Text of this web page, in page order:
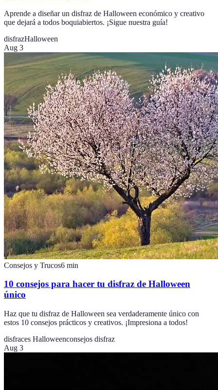
Aprende a diseñar un disfraz de Halloween económico y creativo
que dejará a todos boquiabiertos. ¡Sigue nuestra guía!
disfrazHalloween
Aug 3
Consejos y Trucos6 min
10 consejos para hacer tu disfraz de Halloween
único
Haz que tu disfraz de Halloween sea verdaderamente único con
estos 10 consejos prácticos y creativos. ¡Impresiona a todos!
disfraces Halloweenconsejos disfraz
Aug 3